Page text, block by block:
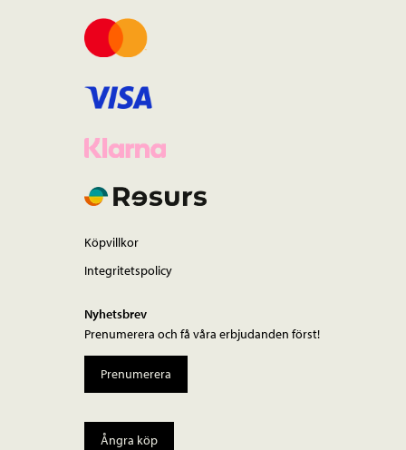
Köpvillkor
Integritetspolicy
Nyhetsbrev
Prenumerera och få våra erbjudanden först!
Prenumerera
Ångra köp